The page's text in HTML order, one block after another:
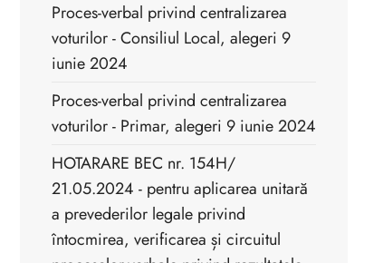
Proces-verbal privind centralizarea
voturilor - Consiliul Local, alegeri 9
iunie 2024
Proces-verbal privind centralizarea
voturilor - Primar, alegeri 9 iunie 2024
HOTARARE BEC nr. 154H/
21.05.2024 - pentru aplicarea unitară
a prevederilor legale privind
întocmirea, verificarea și circuitul